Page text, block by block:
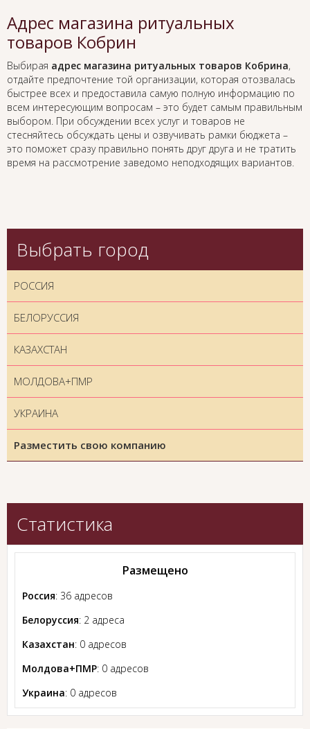
Адрес магазина ритуальных
товаров Кобрин
Выбирая адрес магазина ритуальных товаров Кобрина,
отдайте предпочтение той организации, которая отозвалась
быстрее всех и предоставила самую полную информацию по
всем интересующим вопросам – это будет самым правильным
выбором. При обсуждении всех услуг и товаров не
стесняйтесь обсуждать цены и озвучивать рамки бюджета –
это поможет сразу правильно понять друг друга и не тратить
время на рассмотрение заведомо неподходящих вариантов.
Выбрать город
РОССИЯ
БЕЛОРУССИЯ
КАЗАХСТАН
МОЛДОВА+ПМР
УКРАИНА
Разместить свою компанию
Статистика
Размещено
Россия: 36 адресов
Белоруссия: 2 адреса
Казахстан: 0 адресов
Молдова+ПМР: 0 адресов
Украина: 0 адресов